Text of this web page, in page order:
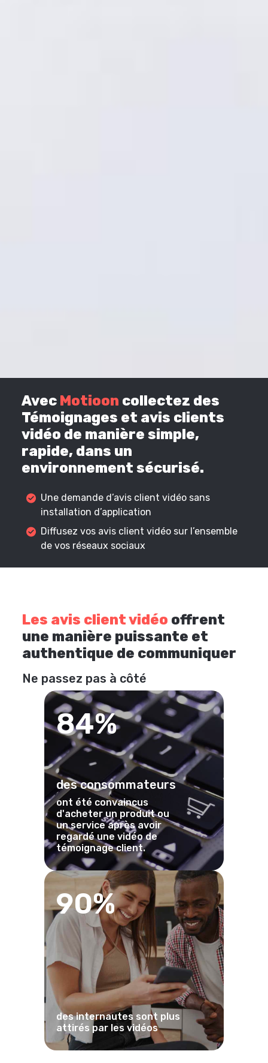
Avec Motioon collectez des
Témoignages et avis clients
vidéo de manière simple,
rapide, dans un
environnement sécurisé.
Une demande d’avis client vidéo sans
installation d’application
Diffusez vos avis client vidéo sur l’ensemble
de vos réseaux sociaux
Les avis client vidéo offrent
une manière puissante et
authentique de communiquer
Ne passez pas à côté
84%
des consommateurs
ont été convaincus
d'acheter un produit ou
un service après avoir
regardé une vidéo de
témoignage client.
90%
des internautes sont plus
attirés par les vidéos